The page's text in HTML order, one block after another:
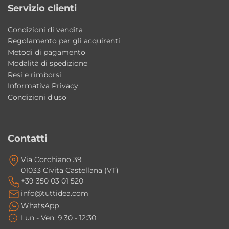
WC: 55x37xH42 cm
Coprivaso: Slim Soft Close sgancio rapido
Finiture ceramica: Bianco Lucido, Bianco
Matt, Nero Lucido, Nero Matt, Nocciola Matt,
Verde Matt
Finiture cerniere e ghiera: Cromo
Yorker Kerasan
Una composizione elegante e distintiva che
unisce stile industriale, dettagli vintage e
qualità Made in Italy, ideale per bagni
contemporanei e di design.
Servizio clienti
Condizioni di vendita
Regolamento per gli acquirenti
Metodi di pagamento
Modalità di spedizione
Resi e rimborsi
Informativa Privacy
Condizioni d'uso
Contatti
Via Corchiano 39
01033 Civita Castellana (VT)
+39 350 03 01 520
info@tuttidea.com
WhatsApp
Lun - Ven: 9:30 - 12:30